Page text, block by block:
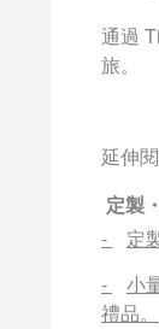
通過
旅。
延伸
定製
-
定
-
小
禮品。